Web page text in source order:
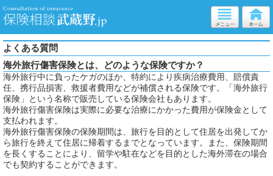
よくある質問
海外旅行傷害保険とは、どのような保険ですか？
海外旅行中に負ったケガのほか、特約により疾病治療費用、賠償責
任、携行品損害、救援者費用などが補償される保険です。「海外旅行
保険」という名称で販売している保険会社もあります。
海外旅行傷害保険は実際に必要な治療にかかった費用が保険金として
支払われます。
海外旅行傷害保険の保険期間は、旅行を目的として住居を出発してか
ら旅行を終えて住居に帰着するまでとなっています。また、保険期間
を長くすることにより、留学や駐在などを目的とした海外滞在の場合
でも契約することができます。